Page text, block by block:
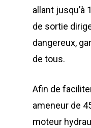
allant jusqu’à
de sortie
dangereux,
de tous.
Afin de
ameneur de
moteur